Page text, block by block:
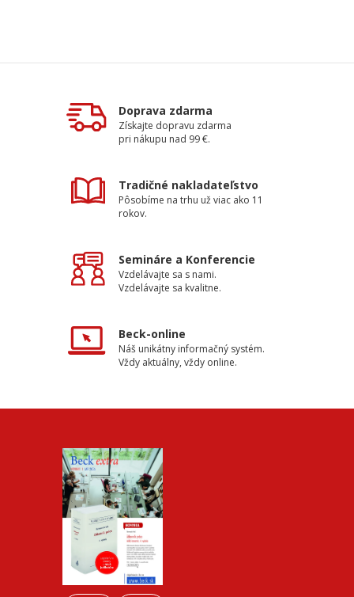
Doprava zdarma
Získajte dopravu zdarma
pri nákupu nad 99 €.
Tradičné nakladateľstvo
Pôsobíme na trhu už viac ako 11
rokov.
Semináre a Konferencie
Vzdelávajte sa s nami.
Vzdelávajte sa kvalitne.
Beck-online
Náš unikátny informačný systém.
Vždy aktuálny, vždy online.